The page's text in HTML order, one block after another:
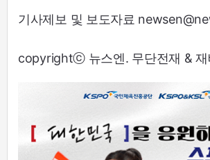
기사제보 및 보도자료
copyrightⓒ 뉴스엔. 무단전재 & 재